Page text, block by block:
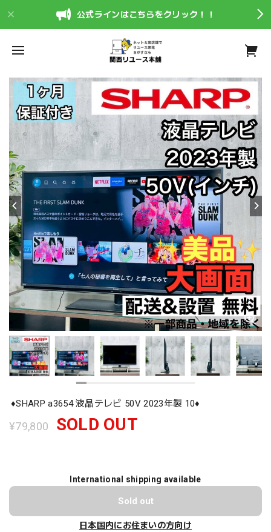
公式ラインはこちらをクリック！！
♦️SHARP a3654 液晶テレビ 50V 2023年製 10♦️
¥79,800 SOLD OUT
International shipping available
Sold out
日本国内にお住まいの方向け